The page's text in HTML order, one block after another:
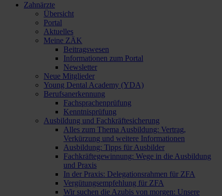
Zahnärzte
Übersicht
Portal
Aktuelles
Meine ZÄK
Beitragswesen
Informationen zum Portal
Newsletter
Neue Mitglieder
Young Dental Academy (YDA)
Berufsanerkennung
Fachsprachenprüfung
Kenntnisprüfung
Ausbildung und Fachkräftesicherung
Alles zum Thema Ausbildung: Vertrag,
Verkürzung und weitere Informationen
Ausbildung: Tipps für Ausbilder
Fachkräftegewinnung: Wege in die Ausbildung
und Praxis
In der Praxis: Delegationsrahmen für ZFA
Vergütungsempfehlung für ZFA
Wir suchen die Azubis von morgen: Unsere